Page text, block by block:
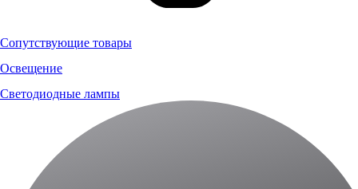
Сопутствующие товары
Освещение
Светодиодные лампы